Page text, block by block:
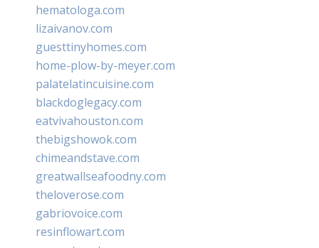
hematologa.com
lizaivanov.com
guesttinyhomes.com
home-plow-by-meyer.com
palatelatincuisine.com
blackdoglegacy.com
eatvivahouston.com
thebigshowok.com
chimeandstave.com
greatwallseafoodny.com
theloverose.com
gabriovoice.com
resinflowart.com